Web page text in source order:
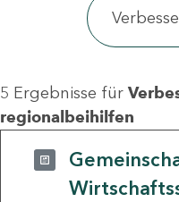
5 Ergebnisse für
regionalbeihilfen